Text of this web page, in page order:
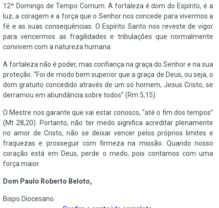
12º Domingo de Tempo Comum. A fortaleza é dom do Espírito, é a
luz, a coragem e a força que o Senhor nos concede para vivermos a
fé e as suas consequências. O Espírito Santo nos reveste de vigor
para vencermos as fragilidades e tribulações que normalmente
convivem com a natureza humana.
A fortaleza não é poder, mas confiança na graça do Senhor e na sua
proteção. “Foi de modo bem superior que a graça de Deus, ou seja, o
dom gratuito concedido através de um só homem, Jesus Cristo, se
derramou em abundância sobre todos” (Rm 5,15).
O Mestre nos garante que vai estar conosco, “até o fim dos tempos”
(Mt 28,20). Portanto, não ter medo significa acreditar plenamente
no amor de Cristo, não se deixar vencer pelos próprios limites e
fraquezas e prosseguir com firmeza na missão. Quando nosso
coração está em Deus, perde o medo, pois contamos com uma
força maior.
Dom Paulo Roberto Beloto,
Bispo Diocesano.